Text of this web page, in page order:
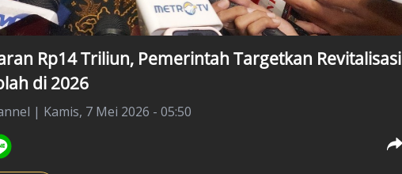
Rp14 Triliun, Pemerintah Targetkan Revitalisasi
di 2026
| Kamis, 7 Mei 2026 - 05:50